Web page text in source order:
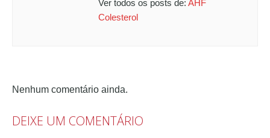
Ver todos os posts de: AHF
Colesterol
Nenhum comentário ainda.
DEIXE UM COMENTÁRIO